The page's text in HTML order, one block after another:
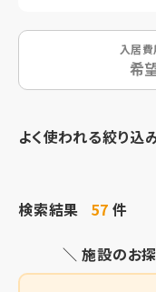
入居費
希
よく使われる絞り込
検索結果 57件
＼ 施設のお